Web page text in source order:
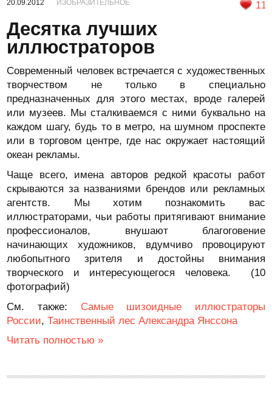
20.09.2012 ИЗОБРАЗИТЕЛЬНОЕ 11
Десятка лучших
иллюстраторов
Современный человек встречается с художественных
творчеством не только в специально
предназначенных для этого местах, вроде галерей
или музеев. Мы сталкиваемся с ними буквально на
каждом шагу, будь то в метро, на шумном проспекте
или в торговом центре, где нас окружает настоящий
океан рекламы.
Чаще всего, имена авторов редкой красоты работ
скрываются за названиями брендов или рекламных
агентств. Мы хотим познакомить вас
иллюстраторами, чьи работы притягивают внимание
профессионалов, внушают благоговение
начинающих художников, вдумчиво провоцируют
любопытного зрителя и достойны внимания
творческого и интересующегося человека. (10
фотографий)
См. также: Самые шизоидные иллюстраторы
России,Таинственный лес Александра Янссона
Читать полностью »